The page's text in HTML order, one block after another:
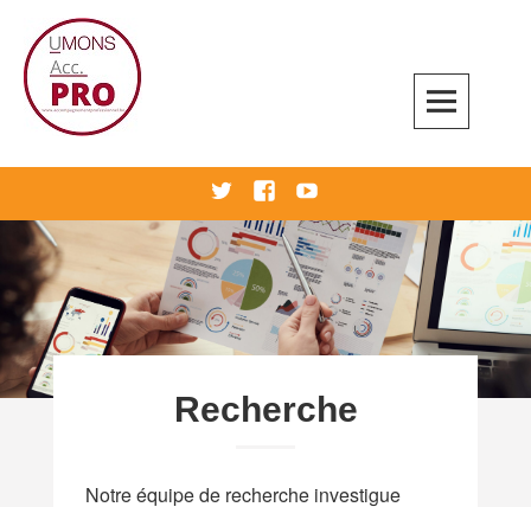
content
twitterFacebookYoutube
Recherche
Notre équipe de recherche investigue